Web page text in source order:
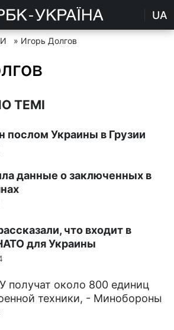
UA
И » Игорь Долгов
ТЕМІ
послом Украины в Грузии
данные о заключенных в
что входит в
для Украины
получат около 800 единиц
техники, - Минобороны